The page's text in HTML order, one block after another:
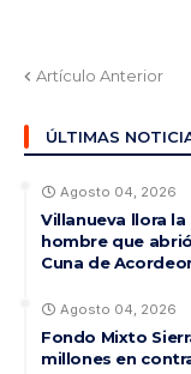
Artículo Anterior
ÚLTIMAS
Agosto 04, 2026
Villanueva llora
hombre que
Cuna de
Agosto 04, 2026
Fondo Mixto
millones en